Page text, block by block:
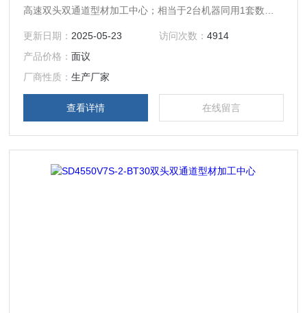
高速双头双通道型材加工中心；相当于2台机器同用1套数控
分段加工同一个工件；2Y轴机头前后移动，可同时前后移动
也可单独前后移动，2X轴机头可同时左右移动也可单独左右
移动，2Z轴主轴可同时上下移动也可单独上下移动。加工批
量产品时可使用双头同时加工产品，也可以把X1轴移至机床
左侧单独用
更新日期： 2025-05-23 访问次数： 4914
产品价格：面议
厂商性质：生产厂家
查看详情 在线留言